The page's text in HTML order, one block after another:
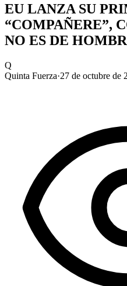
EU LANZA SU
“COMPAÑERE”,
NO ES DE
Q
Quinta Fuerza·27 de octubre de